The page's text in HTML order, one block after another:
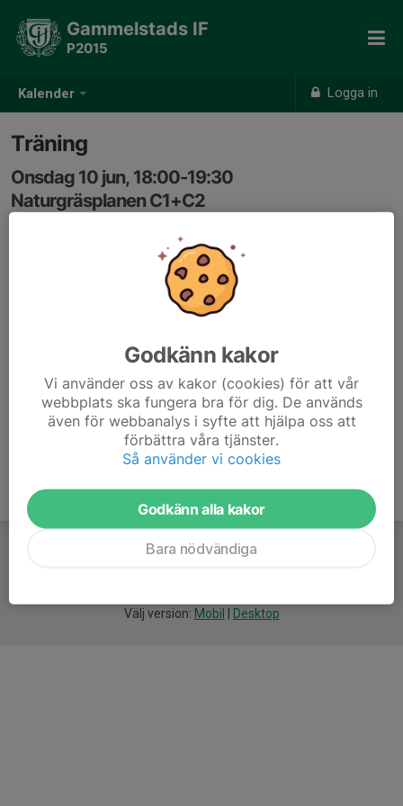
Kalender Logga in
Gammelstads IF
P2015
Träning
Onsdag 10 jun, 18:00-19:30
Naturgräsplanen C1+C2
Välj version: Mobil Desktop
Godkänn kakor
Vi använder oss av kakor (cookies) för att vår
webbplats ska fungera bra för dig. De används
även för webbanalys i syfte att hjälpa oss att
förbättra våra tjänster.
Så använder vi cookies
Godkänn alla kakor
Bara nödvändiga